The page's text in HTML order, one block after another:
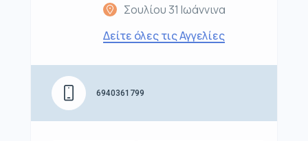
Σουλίου 31 Ιωάννινα
Δείτε όλες τις Αγγελίες
6940361799